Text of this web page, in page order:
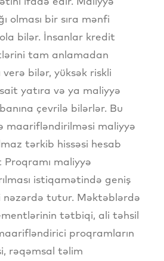
olması bir sıra mənfi
bilər. İnsanlar kredit
tam anlamadan
bilər, yüksək riskli
yatıra və ya maliyyə
çevrilə bilərlər. Bu
maarifləndirilməsi maliyyə
tərkib hissəsi hesab
Proqramı maliyyə
istiqamətində geniş
tutur. Məktəblərdə
tətbiqi, ali təhsil
proqramların
rəqəmsal təlim